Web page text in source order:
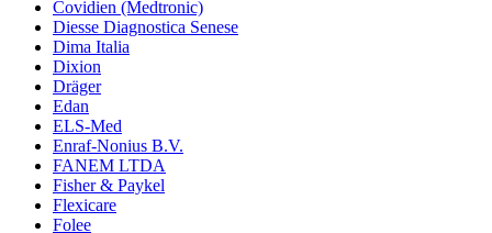
Covidien (Medtronic)
Diesse Diagnostica Senese
Dima Italia
Dixion
Dräger
Edan
ELS-Med
Enraf-Nonius B.V.
FANEM LTDA
Fisher & Paykel
Flexicare
Folee